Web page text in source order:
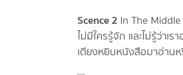
Scence 2 In The
ไม่มีใครรู้จัก และไม่รู้ว่า
เตียงหยิบหนังสือมาอ่าน